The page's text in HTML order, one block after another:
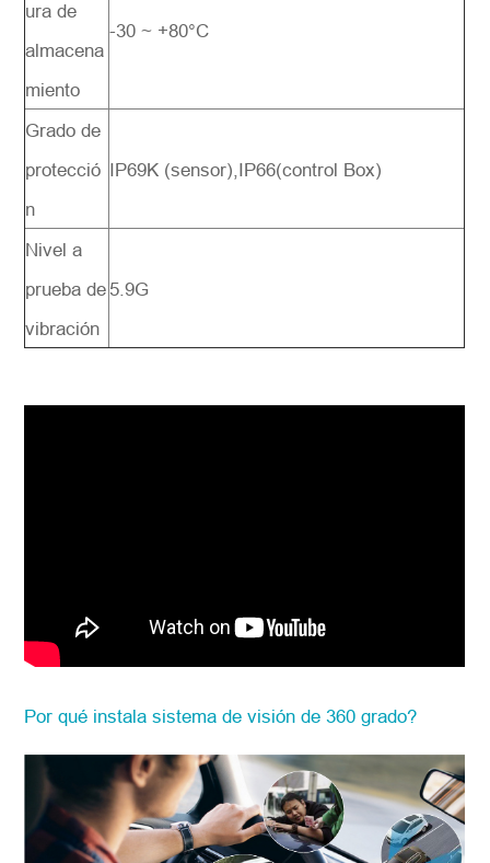
ura de
almacena
miento
-30 ~ +80°C
Grado de
protecció
n
IP69K (sensor),IP66(control Box)
Nivel a
prueba de
vibración
5.9G
Por qué instala sistema de visión de 360 grado?